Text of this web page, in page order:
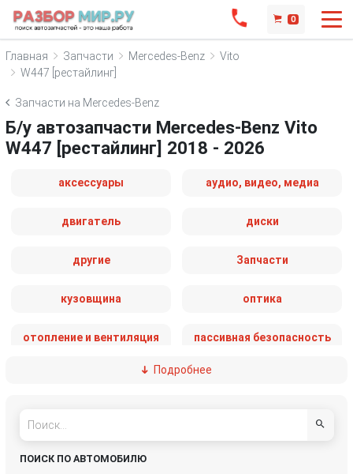
0
Главная Запчасти Mercedes-Benz
Vito
W447 [рестайлинг]
Запчасти на Mercedes-Benz
Б/у автозапчасти Mercedes-Benz Vito
W447 [рестайлинг] 2018 - 2026
аксессуары аудио, видео, медиа
двигатель диски
другие Запчасти
кузовщина оптика
отопление и вентиляция пассивная безопасность
рулевое управление
системы комфорта
Подробнее
ПОИСК ПО АВТОМОБИЛЮ